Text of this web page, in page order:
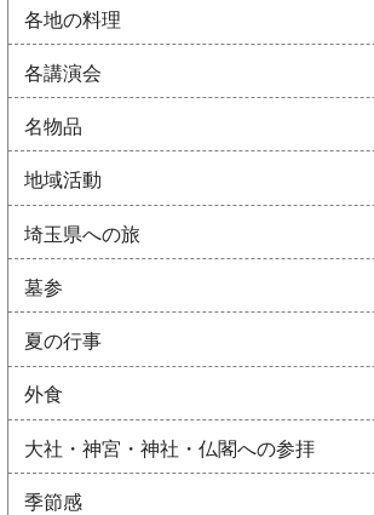
各地の料理
各講演会
名物品
地域活動
埼玉県への旅
墓参
夏の行事
外食
大社・神宮・神社・仏閣への参拝
季節感